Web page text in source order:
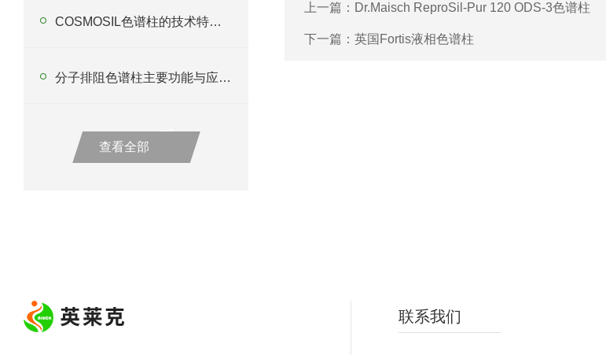
COSMOSIL色谱柱的技术特点有哪些呢？
分子排阻色谱柱主要功能与应用优势
查看全部
上一篇： Dr.Maisch ReproSil-Pur 120 ODS-3色谱柱
下一篇： 英国Fortis液相色谱柱
联系我们